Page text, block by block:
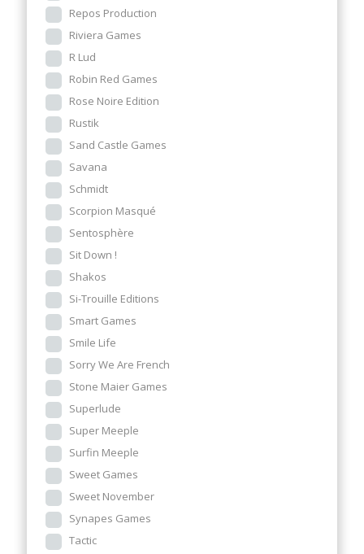
Repos Production
Riviera Games
R Lud
Robin Red Games
Rose Noire Edition
Rustik
Sand Castle Games
Savana
Schmidt
Scorpion Masqué
Sentosphère
Sit Down !
Shakos
Si-Trouille Editions
Smart Games
Smile Life
Sorry We Are French
Stone Maier Games
Superlude
Super Meeple
Surfin Meeple
Sweet Games
Sweet November
Synapes Games
Tactic